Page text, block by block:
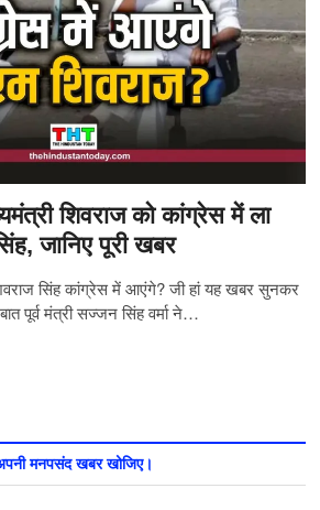
शिवराज को कांग्रेस में ला
जानिए पूरी खबर
सिंह कांग्रेस में आएंगे? जी हां यह खबर सुनकर
पूर्व मंत्री सज्जन सिंह वर्मा ने…
मनपसंद खबर खोजिए।